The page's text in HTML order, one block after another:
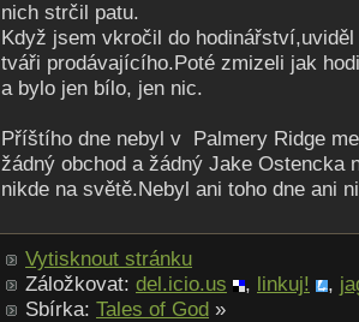
nich strčil patu.
Když jsem vkročil do
tváři prodávajícího.Poté zmizeli jak
a bylo jen bílo, jen nic.
Příštího dne nebyl v Palmery Ridge
žádný obchod a žádný Jake Ostencka
nikde na světě.Nebyl ani toho dne ani
Vytisknout stránku
Záložkovat: del.icio.us , linkuj! ,
Sbírka: Tales of God »